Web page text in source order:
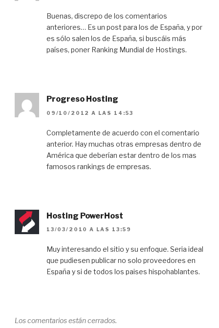
Buenas, discrepo de los comentarios
anteriores… Es un post para los de España, y por
es sólo salen los de España, si buscáis más
países, poner Ranking Mundial de Hostings.
Progreso Hosting
09/10/2012 A LAS 14:53
Completamente de acuerdo con el comentario
anterior. Hay muchas otras empresas dentro de
América que deberían estar dentro de los mas
famosos rankings de empresas.
Hosting PowerHost
13/03/2010 A LAS 13:59
Muy interesando el sitio y su enfoque. Seria ideal
que pudiesen publicar no solo proveedores en
España y si de todos los paises hispohablantes.
Los comentarios están cerrados.